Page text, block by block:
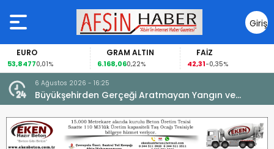
Giriş
Yap
EURO
0,01%
GRAM ALTIN
6.168,060,22%
FAİZ
42,31-0,35%
6 Ağustos 2026 - 16:25
Büyükşehirden Gerçeği Aratmayan Yangın ve
Kurtarma Tatbikatı.